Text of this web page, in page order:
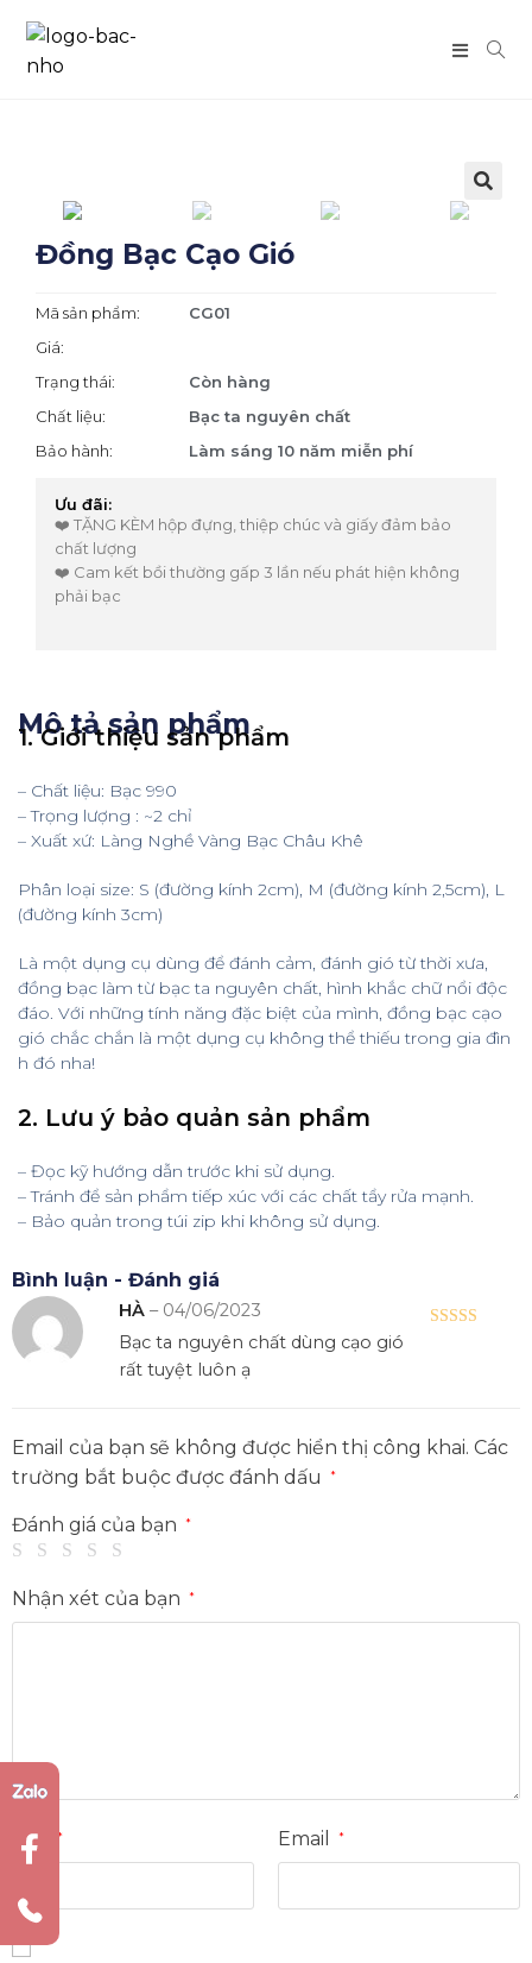
Đồng Bạc Cạo Gió
Mã sản phẩm:
CG01
Giá:
Trạng thái:
Còn hàng
Chất liệu:
Bạc ta nguyên chất
Bảo hành:
Làm sáng 10 năm miễn phí
Ưu đãi:
❤️ TẶNG KÈM hộp đựng, thiệp chúc và giấy đảm bảo
chất lượng
❤️ Cam kết bồi thường gấp 3 lần nếu phát hiện không
phải bạc
Mô tả sản phẩm
1. Giới thiệu sản phẩm
– Chất liệu: Bạc 990
– Trọng lượng : ~2 chỉ
– Xuất xứ: Làng Nghề Vàng Bạc Châu Khê
Phân loại size: S (đường kính 2cm), M (đường kính 2,5cm), L
(đường kính 3cm)
Là một dụng cụ dùng để đánh cảm, đánh gió từ thời xưa,
đồng bạc làm từ bạc ta nguyên chất, hình khắc chữ nổi độc
đáo. Với những tính năng đặc biệt của mình, đồng bạc cạo
gió chắc chắn là một dụng cụ không thể thiếu trong gia đìn
h đó nha!
2. Lưu ý bảo quản sản phẩm
– Đọc kỹ hướng dẫn trước khi sử dụng.
– Tránh để sản phẩm tiếp xúc với các chất tẩy rửa mạnh.
– Bảo quản trong túi zip khi không sử dụng.
Bình luận - Đánh giá
HÀ – 04/06/2023
Bạc ta nguyên chất dùng cạo gió
rất tuyệt luôn ạ
Email của bạn sẽ không được hiển thị công khai. Các
trường bắt buộc được đánh dấu
*
Đánh giá của bạn *
Nhận xét của bạn *
Tên * Email *